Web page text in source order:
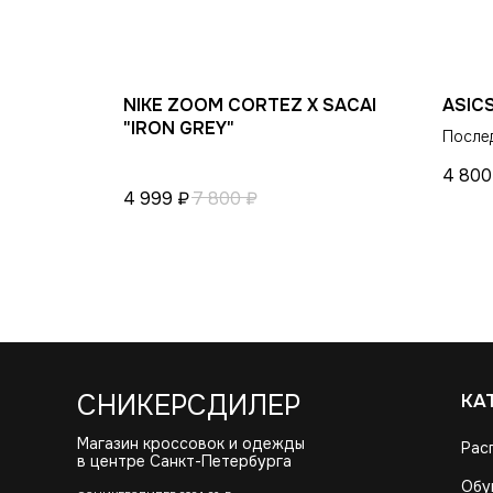
NIKE ZOOM CORTEZ X SACAI
"IRON GREY"
4 999 ₽7 800₽
4 800